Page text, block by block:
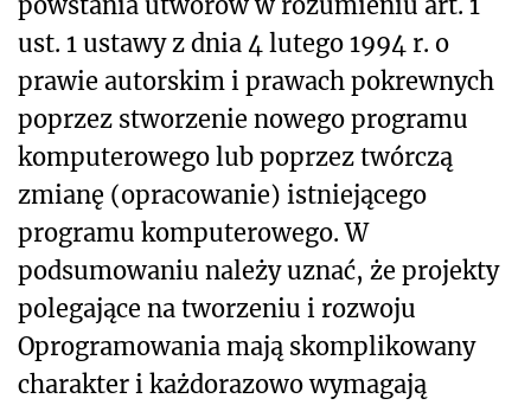
ust. 1 ustawy z dnia 4 lutego 1994 r. o
prawie autorskim i prawach pokrewnych
poprzez stworzenie nowego programu
komputerowego lub poprzez twórczą
zmianę (opracowanie) istniejącego
programu komputerowego. W
podsumowaniu należy uznać, że projekty
polegające na tworzeniu i rozwoju
Oprogramowania mają skomplikowany
charakter i każdorazowo wymagają